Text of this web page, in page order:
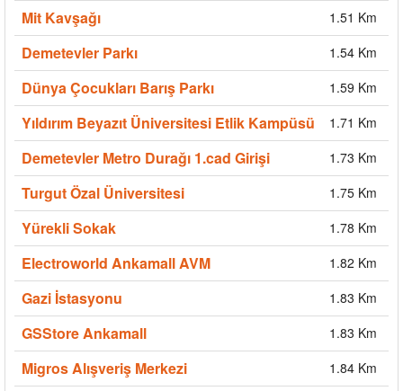
Mit Kavşağı 1.51 Km
Demetevler Parkı 1.54 Km
Dünya Çocukları Barış Parkı 1.59 Km
Yıldırım Beyazıt Üniversitesi Etlik Kampüsü 1.71 Km
Demetevler Metro Durağı 1.cad Girişi 1.73 Km
Turgut Özal Üniversitesi 1.75 Km
Yürekli Sokak 1.78 Km
Electroworld Ankamall AVM 1.82 Km
Gazi İstasyonu 1.83 Km
GSStore Ankamall 1.83 Km
Migros Alışveriş Merkezi 1.84 Km